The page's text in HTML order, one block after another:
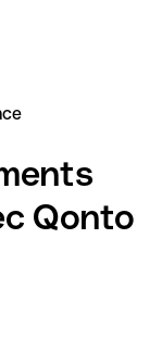
Qonto